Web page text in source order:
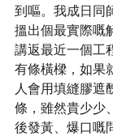
到嘔。我成日同
搵出個最實際嘅
講返最近一個工
有條橫樑，如果
人會用填縫膠遮
條，雖然貴少少
後發黃、爆口嘅